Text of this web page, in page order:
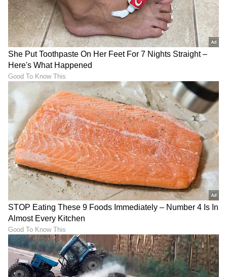
ಕನ್ನಡ ಸಿನಿಮಾ (Kannada Cinema News), ಟಿವಿ
ಕಾರ್ಯಕ್ರಮಗಳು (Kannada TV Shows), ಸೆಲೆಬ್ರಿಟಿ
ಸುದ್ದಿಗಳು ಮತ್ತು ಇತ್ತೀಚಿನ ಸುದ್ದಿಗಳಿಗಾಗಿ ಏಷ್ಯಾನೆಟ್
ಸುವರ್ಣ ನ್ಯೂಸ್‌ನಲ್ಲಿ ಮನರಂಜನಾ ವಿಭಾಗ ನೋಡಿ.
ಸಿನಿಮಾ ವಿಮರ್ಶೆಗಳು (Kannada Movies Review),
ತಾರೆಯರ ಸಂದರ್ಶನಗಳು, ಧಾರಾವಾಹಿ ಅಪ್‌ಡೇಟ್ಸ್‌,
ತೆರೆಮರೆಯ ಕಥೆಗಳು,
ಮಾಹಿತಿಯೂ ಇಲ್ಲಿದೆ.
ABOUT THE AUTHOR
MR Mahmad Rafik